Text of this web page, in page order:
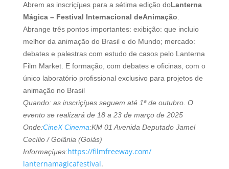
Abrem as inscriçíµes para a sétima edição doLanterna
Mágica – Festival Internacional deAnimação
Abrange três pontos importantes: exibição: que incluio
melhor da animação do Brasil e do Mundo; mercado:
debates e palestras com estudo de casos pelo Lanterna
Film Market. E formação, com debates e oficinas, com o
único laboratório profissional exclusivo para projetos de
animação no Brasil
Quando: as inscriçíµes seguem até 1ª de outubro. O
evento se realizará de 18 a 23 de março de 2025
Onde:CineX Cinema:KM 01 Avenida Deputado Jamel
Cecí­lio / Goiânia (Goiás)
Informaçíµes:https://filmfreeway.com/
lanternamagicafestival.